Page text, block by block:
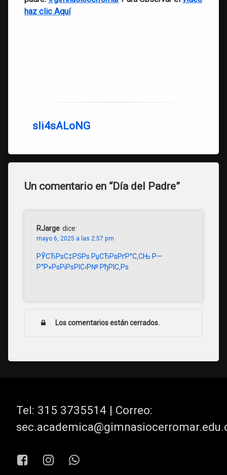
haz clic Aquí
sli4sALoNG
Un comentario en “Día del Padre”
RJarge dice:
mayo 6, 2025 a las 2:57 pm
РЎСЂРѕС‡РЅРѕ РџСЂРѕРґР°С‚СЊ Р—
Р°Р»РѕРіРѕРІС‹Р№ РђРІС‚Рѕ
Los comentarios están cerrados.
Tel: 315 3735514 | Correo:
Facebook
InstagramWhatsApp